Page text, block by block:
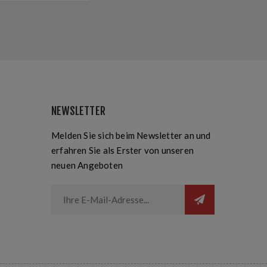
NEWSLETTER
Melden Sie sich beim Newsletter an und
erfahren Sie als Erster von unseren
neuen Angeboten